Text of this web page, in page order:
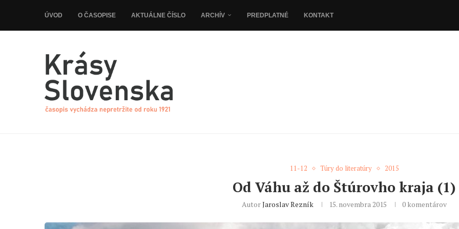
ÚVOD O ČASOPISE AKTUÁLNE ČÍSLO ARCHÍV PREDPLATNÉ KONTAKT
11-12 Túry do literatúry 2015
Od Váhu až do Štúrovho kraja (1)
AutorJaroslav Rezník 15. novembra 2015 0 komentárov